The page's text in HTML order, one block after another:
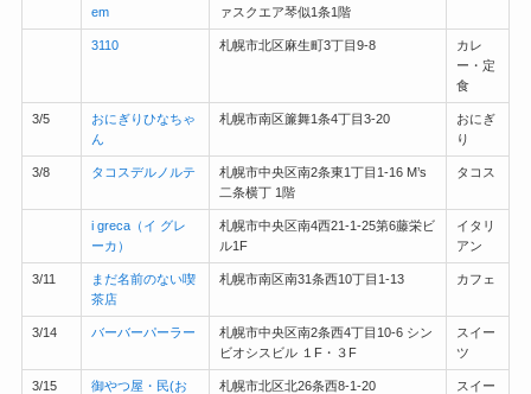
em
ァスクエア琴似1条1階
3110 札幌市北区麻生町3丁目9-8
カレ
ー・定
食
3/5
おにぎりひなちゃ
ん
札幌市南区簾舞1条4丁目3-20
おにぎ
り
3/8 タコスデルノルテ
札幌市中央区南2条東1丁目1-16 M’s
二条横丁 1階
タコス
i greca（イ グレ
ーカ）
札幌市中央区南4西21-1-25第6藤栄ビ
ル1F
イタリ
アン
3/11
まだ名前のない喫
茶店
札幌市南区南31条西10丁目1-13 カフェ
3/14 バーバーパーラー
札幌市中央区南2条西4丁目10-6 シン
ビオシスビル １F・３F
スイー
ツ
3/15
御やつ屋・民(お
札幌市北区北26条西8-1-20
スイー